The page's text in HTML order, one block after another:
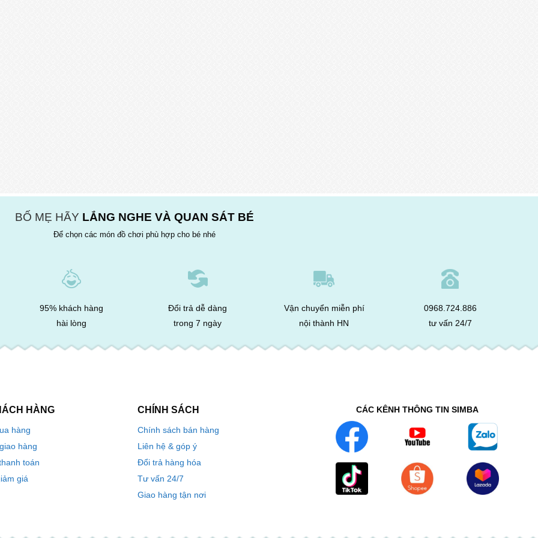
BỐ MẸ HÃY LẮNG NGHE VÀ QUAN SÁT BÉ
Để chọn các món đồ chơi phù hợp cho bé nhé
95% khách hàng
hài lòng
Đổi trả dễ dàng
trong 7 ngày
Vận chuyển miễn phí
nội thành HN
0968.724.886
tư vấn 24/7
HÀNG
hàng
hàng
toán
giá
CHÍNH SÁCH
Chính sách bán hàng
Liên hệ & góp ý
Đổi trả hàng hóa
Tư vấn 24/7
Giao hàng tận nơi
CÁC KÊNH THÔNG TIN SIMBA